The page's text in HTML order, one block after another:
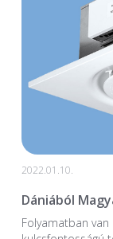
2022.01.10.
Dániából
Folyamatban